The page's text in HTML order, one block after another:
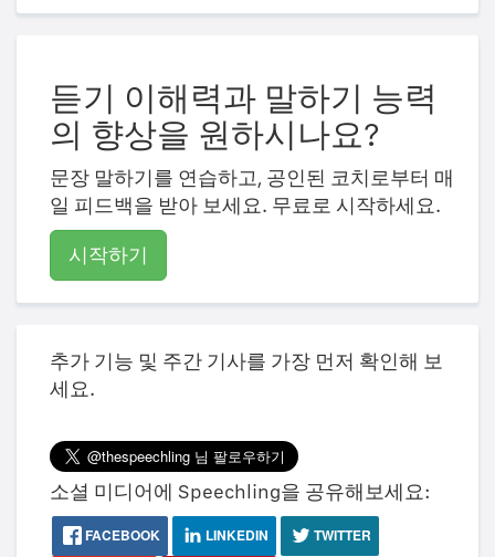
듣기 이해력과 말하기 능력
의 향상을 원하시나요?
문장 말하기를 연습하고, 공인된 코치로부터 매
일 피드백을 받아 보세요. 무료로 시작하세요.
시작하기
추가 기능 및 주간 기사를 가장 먼저 확인해 보
세요.
소셜 미디어에 Speechling을 공유해보세요:
FACEBOOK LINKEDIN
TWITTER